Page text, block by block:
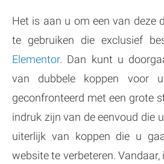
Het is aan u om een van deze
te gebruiken die exclusief
Elementor. Dan kunt u
van dubbele koppen voor
geconfronteerd met een grote
indruk zijn van de eenvoud die
uiterlijk van koppen die u
website te verbeteren. Vandaar,